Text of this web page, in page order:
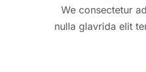
We consectetur
nulla glavrida elit